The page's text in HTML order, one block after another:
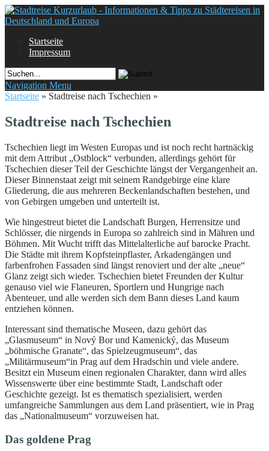
Startseite
Impressum
Navigation Menu
Startseite » Stadtreise nach Tschechien »
Stadtreise nach Tschechien
Tschechien liegt im Westen Europas und ist noch recht hartnäckig
mit dem Attribut „Ostblock“ verbunden, allerdings gehört für
Tschechien dieser Teil der Geschichte längst der Vergangenheit an.
Dieser Binnenstaat zeigt mit seinem Randgebirge eine klare
Gliederung, die aus mehreren Beckenlandschaften bestehen, und
von Gebirgen umgeben und unterteilt ist.
Wie hingestreut bietet die Landschaft Burgen, Herrensitze und
Schlösser, die nirgends in Europa so zahlreich sind in Mähren und
Böhmen. Mit Wucht trifft das Mittelalterliche auf barocke Pracht.
Die Städte mit ihrem Kopfsteinpflaster, Arkadengängen und
farbenfrohen Fassaden sind längst renoviert und der alte „neue“
Glanz zeigt sich wieder. Tschechien bietet Freunden der Kultur
genauso viel wie Flaneuren, Sportlern und Hungrige nach
Abenteuer, und alle werden sich dem Bann dieses Land kaum
entziehen können.
Interessant sind thematische Museen, dazu gehört das
„Glasmuseum“ in Nový Bor und Kamenický, das Museum
„böhmische Granate“, das Spielzeugmuseum“, das
„Militärmuseum“in Prag auf dem Hradschin und viele andere.
Besitzt ein Museum einen regionalen Charakter, dann wird alles
Wissenswerte über eine bestimmte Stadt, Landschaft oder
Geschichte gezeigt. Ist es thematisch spezialisiert, werden
umfangreiche Sammlungen aus dem Land präsentiert, wie in Prag
das „Nationalmuseum“ vorzuweisen hat.
Das goldene Prag